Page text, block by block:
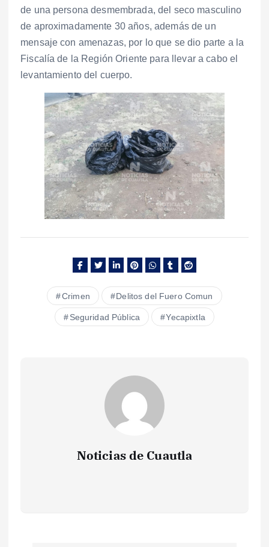
de una persona desmembrada, del seco masculino
de aproximadamente 30 años, además de un
mensaje con amenazas, por lo que se dio parte a la
Fiscalía de la Región Oriente para llevar a cabo el
levantamiento del cuerpo.
Crimen Delitos del Fuero Comun
Seguridad Pública Yecapixtla
Noticias de Cuautla